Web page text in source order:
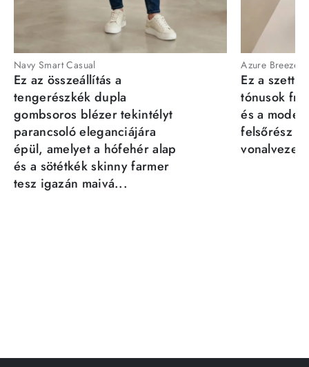
Navy Smart Casual
Ez az összeállítás a
tengerészkék dupla
gombsoros blézer tekintélyt
parancsoló eleganciájára
épül, amelyet a hófehér alap
és a sötétkék skinny farmer
tesz igazán maivá...
Azure Breeze
Ez a szett
tónusok
és a
felsőrész